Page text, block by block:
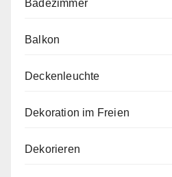
Badezimmer
Balkon
Deckenleuchte
Dekoration im Freien
Dekorieren